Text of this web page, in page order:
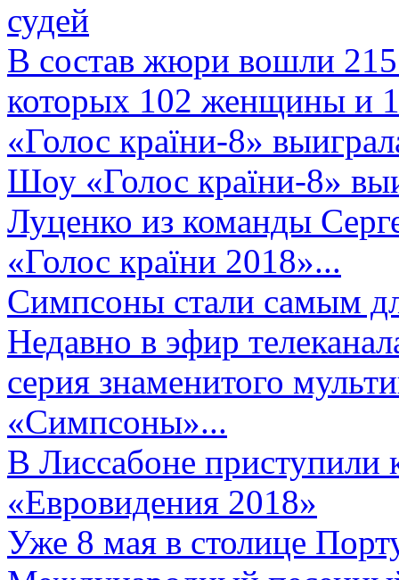
судей
В состав жюри вошли 215
которых 102 женщины и
«Голос країни-8»
Шоу «Голос країни-8»
Луценко из команды
«Голос країни 2018»...
Симпсоны стали самым
Недавно в эфир
серия знаменитого
«Симпсоны»...
В Лиссабоне приступили
«Евровидения 2018»
Уже 8 мая в столице